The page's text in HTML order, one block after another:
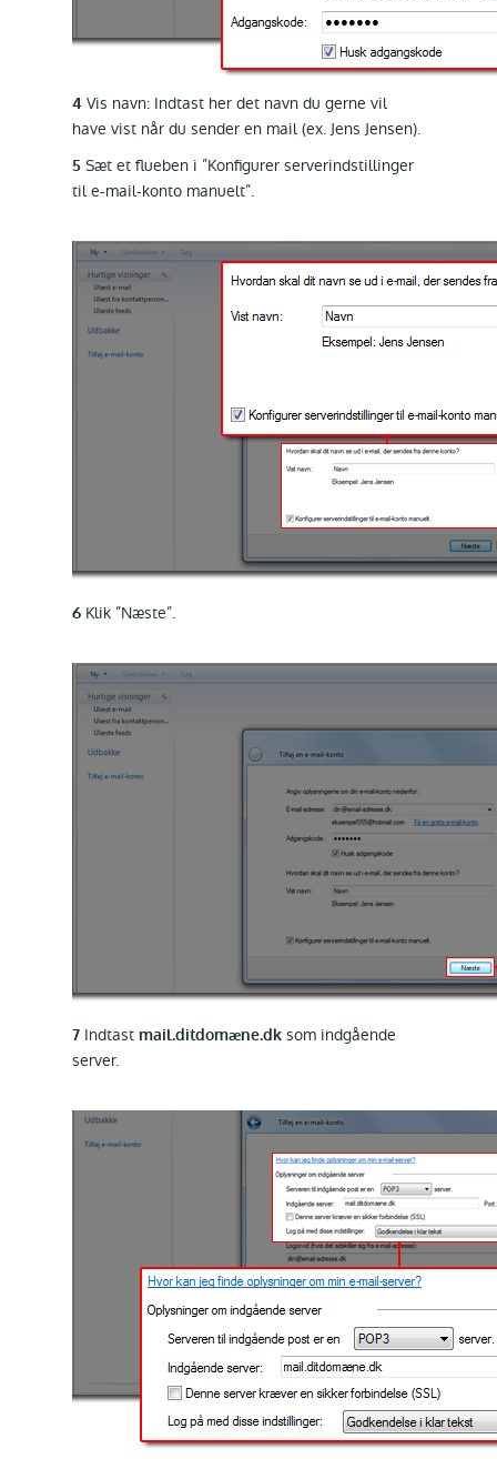
4 Vis navn: Indtast her det navn du gerne vil
have vist når du sender en mail (ex. Jens Jensen).
5 Sæt et flueben i ”Konfigurer serverindstillinger
til e-mail-konto manuelt”.
6 Klik ”Næste”.
7 Indtast mail.ditdomæne.dk som indgående
server.